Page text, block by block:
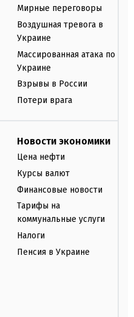
Мирные переговоры
Воздушная тревога в
Украине
Массированная атака по
Украине
Взрывы в России
Потери врага
Новости экономики
Цена нефти
Курсы валют
Финансовые новости
Тарифы на
коммунальные услуги
Налоги
Пенсия в Украине